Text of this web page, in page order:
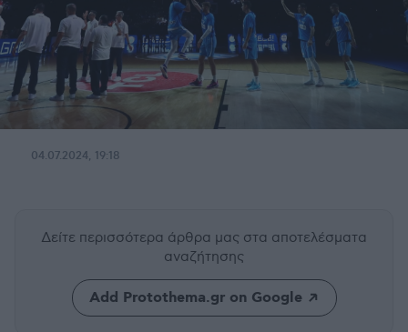
04.07.2024, 19:18
Δείτε περισσότερα άρθρα μας στα αποτελέσματα
αναζήτησης
Add Protothema.gr on Google